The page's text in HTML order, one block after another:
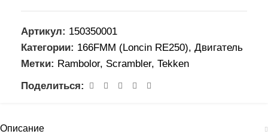
Артикул: 150350001
Категории: 166FMM (Loncin RE250), Двигатель
Метки: Rambolor, Scrambler, Tekken
Поделиться:
Описание